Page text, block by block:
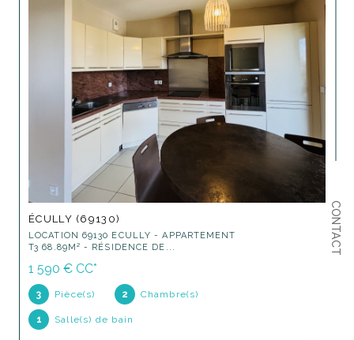
CONTACT
ÉCULLY (69130)
LOCATION 69130 ECULLY - APPARTEMENT
T3 68.89M² - RÉSIDENCE DE...
1 590 € CC*
3 Pièce(s) 2 Chambre(s)
1 Salle(s) de bain